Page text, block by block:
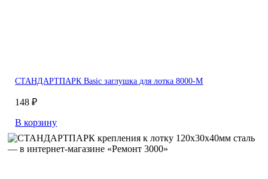
СТАНДАРТПАРК Basic заглушка для лотка 8000-М
148 ₽
В корзину